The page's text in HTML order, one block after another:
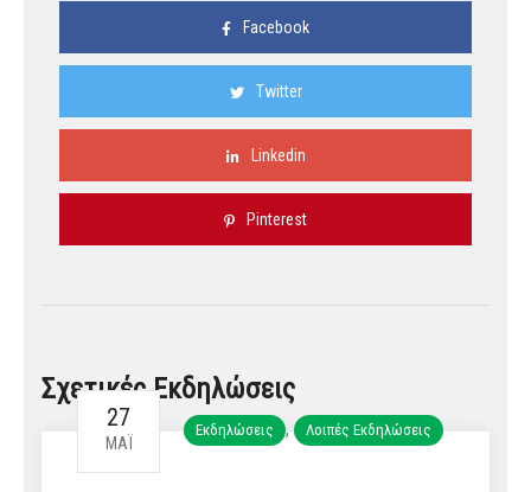
Facebook
Twitter
Linkedin
Pinterest
Σχετικές Εκδηλώσεις
27
ΜΆΙ
Εκδηλώσεις , Λοιπές Εκδηλώσεις